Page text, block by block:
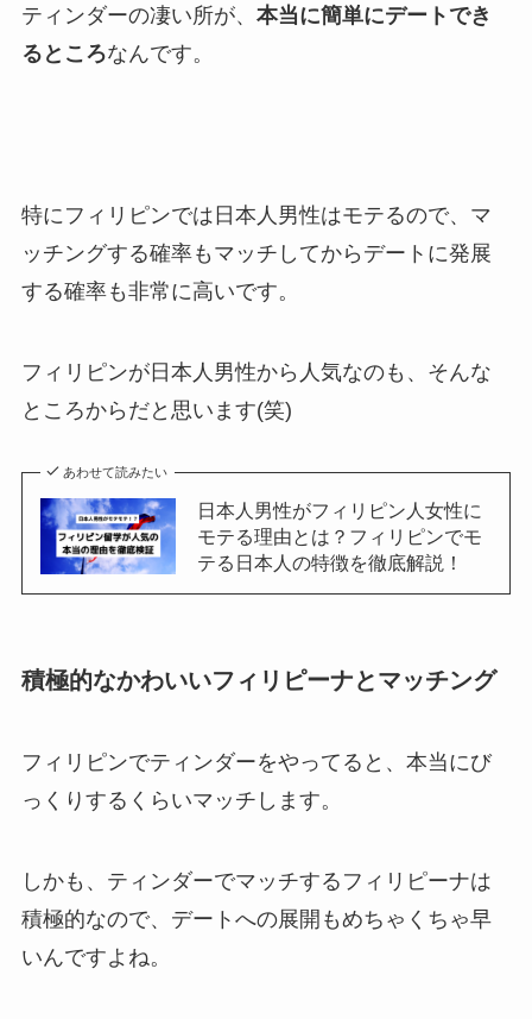
ティンダーの凄い所が、 本当に簡単にデートでき
るところなんです。
特にフィリピンでは日本人男性はモテるので、マ
ッチングする確率もマッチしてからデートに発展
する確率も非常に高いです。
フィリピンが日本人男性から人気なのも、そんな
ところからだと思います(笑)
あわせて読みたい
日本人男性がフィリピン人女性に
モテる理由とは？フィリピンでモ
テる日本人の特徴を徹底解説！
積極的なかわいいフィリピーナとマッチング
フィリピンでティンダーをやってると、本当にび
っくりするくらいマッチします。
しかも、ティンダーでマッチするフィリピーナは
積極的なので、デートへの展開もめちゃくちゃ早
いんですよね。